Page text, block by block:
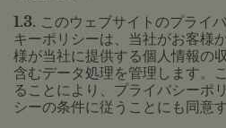
1.3. このウェブサイトのプライ
キーポリシーは、当社がお客様
様が当社に提供する個人情報の
含むデータ処理を管理します。
ることにより、プライバシーポ
シーの条件に従うことにも同意